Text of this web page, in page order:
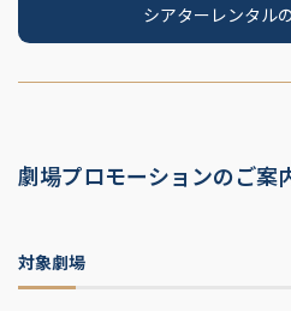
シアターレンタル
劇場プロモーションのご案
対象劇場